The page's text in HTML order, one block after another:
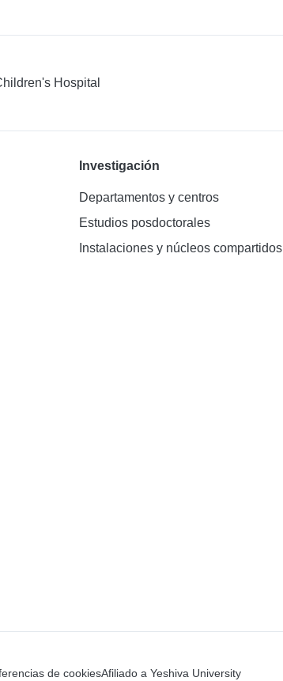
Hospital
Investigación
Departamentos y centros
Estudios posdoctorales
Instalaciones y núcleos compartidos
de cookiesAfiliado a Yeshiva University